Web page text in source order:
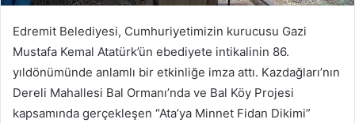
Edremit Belediyesi, Cumhuriyetimizin kurucusu Gazi
Mustafa Kemal Atatürk’ün ebediyete intikalinin 86.
yıldönümünde anlamlı bir etkinliğe imza attı. Kazdağları’nın
Dereli Mahallesi Bal Ormanı’nda ve Bal Köy Projesi
kapsamında gerçekleşen “Ata’ya Minnet Fidan Dikimi”